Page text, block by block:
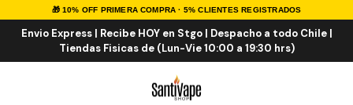
🎁 10% OFF PRIMERA COMPRA · 5% CLIENTES REGISTRADOS
Envio Express | Recibe HOY en Stgo | Despacho a todo Chile |
Tiendas Fisicas de (Lun-Vie 10:00 a 19:30 hrs)
Inicio HERBALES Vaporizadores
Grenco Science G Pen Pro